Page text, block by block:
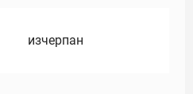
изчерпан